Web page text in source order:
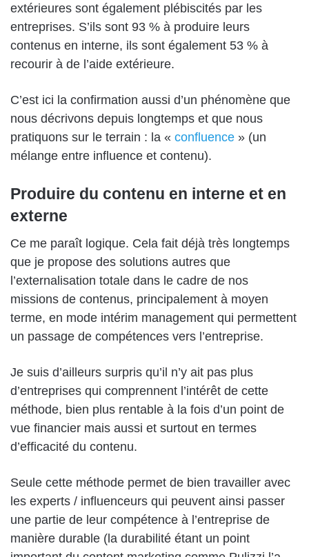
extérieures sont également plébiscités par les
entreprises. S’ils sont 93 % à produire leurs
contenus en interne, ils sont également 53 % à
recourir à de l’aide extérieure.
C’est ici la confirmation aussi d’un phénomène que
nous décrivons depuis longtemps et que nous
pratiquons sur le terrain : la « confluence » (un
mélange entre influence et contenu).
Produire du contenu en interne et en
externe
Ce me paraît logique. Cela fait déjà très longtemps
que je propose des solutions autres que
l’externalisation totale dans le cadre de nos
missions de contenus, principalement à moyen
terme, en mode intérim management qui permettent
un passage de compétences vers l’entreprise.
Je suis d’ailleurs surpris qu’il n’y ait pas plus
d’entreprises qui comprennent l’intérêt de cette
méthode, bien plus rentable à la fois d’un point de
vue financier mais aussi et surtout en termes
d’efficacité du contenu.
Seule cette méthode permet de bien travailler avec
les experts / influenceurs qui peuvent ainsi passer
une partie de leur compétence à l’entreprise de
manière durable (la durabilité étant un point